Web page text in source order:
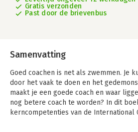
Gratis verzonden
Past door de brievenbus
Samenvatting
Goed coachen is net als zwemmen. Je
door het vaak te doen en het
maakt je een goede coach en waar
nog betere coach te worden? In dit
kerncompetenties van de International